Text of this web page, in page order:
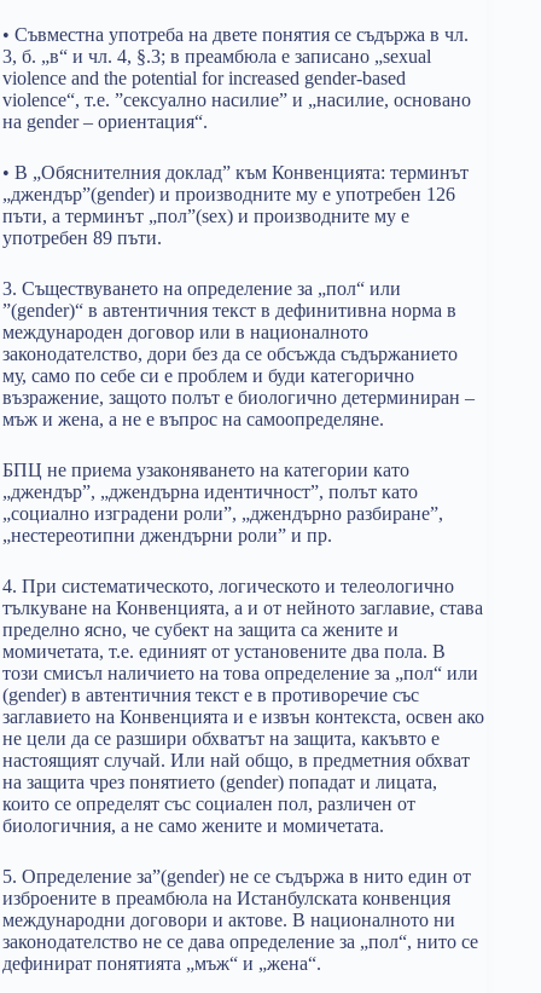
• Съвместна употреба на двете понятия се съдържа в чл.
3, б. „в“ и чл. 4, §.3; в преамбюла е записано „sexual
violence and the potential for increased gender-based
violence“, т.е. ”сексуално насилие” и „насилие, основано
на gender – ориентация“.
• В „Обяснителния доклад” към Конвенцията: терминът
„джендър”(gender) и производните му е употребен 126
пъти, а терминът „пол”(sex) и производните му е
употребен 89 пъти.
3. Съществуването на определение за „пол“ или
”(gender)“ в автентичния текст в дефинитивна норма в
международен договор или в националното
законодателство, дори без да се обсъжда съдържанието
му, само по себе си е проблем и буди категорично
възражение, защото полът е биологично детерминиран –
мъж и жена, а не е въпрос на самоопределяне.
БПЦ не приема узаконяването на категории като
„джендър”, „джендърна идентичност”, полът като
„социално изградени роли”, „джендърно разбиране”,
„нестереотипни джендърни роли” и пр.
4. При систематическото, логическото и телеологично
тълкуване на Конвенцията, а и от нейното заглавие, става
пределно ясно, че субект на защита са жените и
момичетата, т.е. единият от установените два пола. В
този смисъл наличието на това определение за „пол“ или
(gender) в автентичния текст е в противоречие със
заглавието на Конвенцията и е извън контекста, освен ако
не цели да се разшири обхватът на защита, какъвто е
настоящият случай. Или най общо, в предметния обхват
на защита чрез понятието (gender) попадат и лицата,
които се определят със социален пол, различен от
биологичния, а не само жените и момичетата.
5. Определение за”(gender) не се съдържа в нито един от
изброените в преамбюла на Истанбулската конвенция
международни договори и актове. В националното ни
законодателство не се дава определение за „пол“, нито се
дефинират понятията „мъж“ и „жена“.